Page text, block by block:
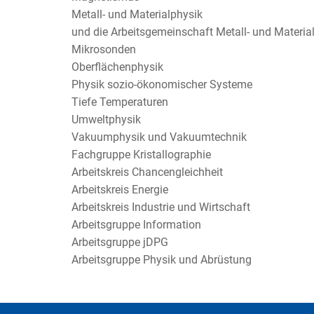
Metall- und Materialphysik
und die Arbeitsgemeinschaft Metall- und
Mikrosonden
Oberflächenphysik
Physik sozio-ökonomischer Systeme
Tiefe Temperaturen
Umweltphysik
Vakuumphysik und Vakuumtechnik
Fachgruppe Kristallographie
Arbeitskreis Chancengleichheit
Arbeitskreis Energie
Arbeitskreis Industrie und Wirtschaft
Arbeitsgruppe Information
Arbeitsgruppe jDPG
Arbeitsgruppe Physik und Abrüstung